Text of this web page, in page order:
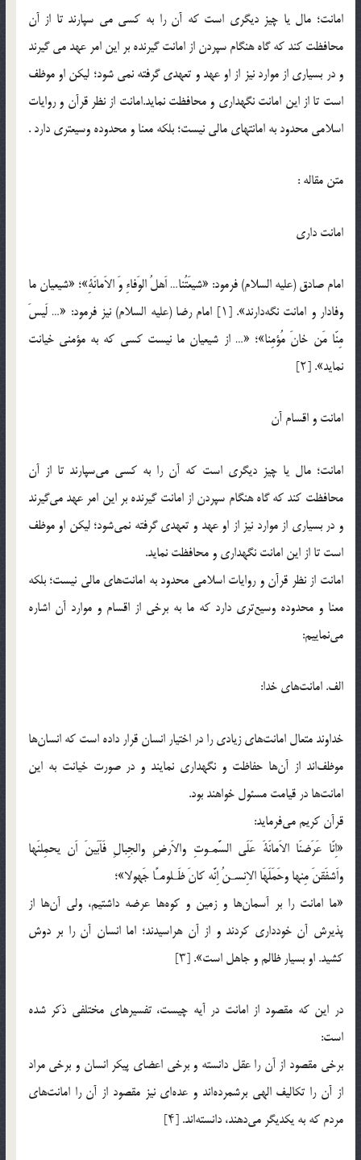
امانت؛ مال يا چيز ديگرى است كه آن را به كسى مى‏ سپارند تا از آن
محافظت كند كه گاه هنگام سپردن از امانت گيرنده بر اين امر عهد مى‏ گيرند
و در بسيارى از موارد نيز از او عهد و تعهدى گرفته نمى‏ شود؛ ليكن او موظف
است تا از اين امانت نگهدارى و محافظت نمايد.امانت از نظر قرآن و روايات
اسلامى محدود به امانتهاى مالى نيست؛ بلكه معنا و محدوده وسيع‏ترى دارد .
متن مقاله :
امانت داری
امام صادق (علیه السلام) فرمود: «شیعَتُنا… اَهلُ الوَفاءِ وَ الاَمانَةِ»؛ «شیعیان ما
وفادار و امانت نگه‌دارند». [۱] امام رضا (علیه السلام) نیز فرمود: «… لَیسَ
مِنّا مَن خانَ مُؤمِنا»؛ «… از شیعیان ما نیست کسی که به مؤمنی خیانت
نماید». [۲]
امانت و اقسام آن
امانت؛ مال یا چیز دیگری است که آن را به کسی می‌سپارند تا از آن
محافظت کند که گاه هنگام سپردن از امانت گیرنده بر این امر عهد می‌گیرند
و در بسیاری از موارد نیز از او عهد و تعهدی گرفته نمی‌شود؛ لیکن او موظف
است تا از این امانت نگهداری و محافظت نماید.
امانت از نظر قرآن و روایات اسلامی محدود به امانت‌های مالی نیست؛ بلکه
معنا و محدوده وسیع‌تری دارد که ما به برخی از اقسام و موارد آن اشاره
می‌نماییم:
الف. امانت‌های خدا:
خداوند متعال امانت‌های زیادی را در اختیار انسان قرار داده است که انسان‌ها
موظف‌اند از آن‌ها حفاظت و نگهداری نمایند و در صورت خیانت به این
امانت‌ها در قیامت مسئول خواهند بود.
قرآن کریم می‌فرماید:
«اِنّا عَرَضنَا الاَمانَةَ عَلَی السَّمـوتِ والاَرضِ والجِبالِ فَاَبَینَ اَن یحمِلنَها
واَشفَقنَ مِنها وحَمَلَهَا الاِنسـنُ اِنَّه کانَ ظَـلومـًا جَهولا»؛
«ما امانت را بر آسمان‌ها و زمین و کوه‌ها عرضه داشتیم، ولی آن‌ها از
پذیرش آن خودداری کردند و از آن هراسیدند؛ اما انسان آن را بر دوش
کشید. او بسیار ظالم و جاهل است». [۳]
در این که مقصود از امانت در آیه چیست، تفسیرهای مختلفی ذکر شده
است:
برخی مقصود از آن را عقل دانسته و برخی اعضای پیکر انسان و برخی مراد
از آن را تکالیف الهی برشمرده‌اند و عده‌ای نیز مقصود از آن را امانت‌های
مردم که به یکدیگر می‌دهند، دانسته‌اند. [۴]